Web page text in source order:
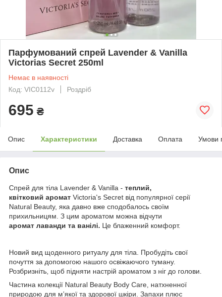
Парфумований спрей Lavender & Vanilla
Victorias Secret 250ml
Немає в наявності
Код: VIC0112v
Роздріб
695 ₴
Опис Характеристики Доставка Оплата Умови
Опис
Спрей для тіла Lavender & Vanilla - теплий,
квітковий аромат Victoria's Secret від популярної серії
Natural Beauty, яка давно вже сподобалось своїм
прихильницям. З цим ароматом можна відчути
аромат лаванди та ванілі. Це блаженний комфорт.
Новий вид щоденного ритуалу для тіла. Пробудіть свої
почуття за допомогою нашого освіжаючого туману.
Розбризніть, щоб підняти настрій ароматом з ніг до голови.
Частина колекції Natural Beauty Body Care, натхненної
природою для м’якої та здорової шкіри. Запахи плюс